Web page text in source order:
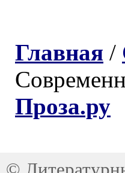
Главная /
Проза.ру